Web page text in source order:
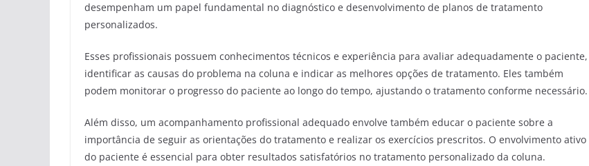
desempenham um papel fundamental no diagnóstico e desenvolvimento de planos de tratamento
personalizados.
Esses profissionais possuem conhecimentos técnicos e experiência para avaliar adequadamente o paciente,
identificar as causas do problema na coluna e indicar as melhores opções de tratamento. Eles também
podem monitorar o progresso do paciente ao longo do tempo, ajustando o tratamento conforme necessário.
Além disso, um acompanhamento profissional adequado envolve também educar o paciente sobre a
importância de seguir as orientações do tratamento e realizar os exercícios prescritos. O envolvimento ativo
do paciente é essencial para obter resultados satisfatórios no tratamento personalizado da coluna.